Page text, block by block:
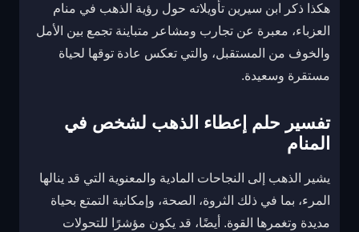
هكذا ذكر ابن سيرين تأويلاته حول رؤية الذهب في منام
العزباء، معبرة عن تجارب ومشاعر متباينة تجمع بين الأمل
والخوف من المستقبل، والتي تعكس عادة توقها لحياة
مستقرة وسعيدة.
تفسير حلم إعطاء الذهب لشخص في
المنام
يشير الذهب إلى النجاحات المادية والمعنوية التي قد ينالها
المرء، بما في ذلك الثروة، الصحة، وإمكانية التمتع بحياة
مديدة وتغمرها القوة. أيضًا، قد يكون مؤشرًا للتحولات